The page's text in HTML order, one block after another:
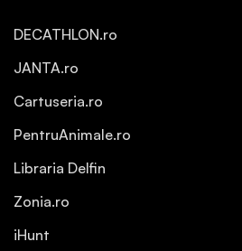
DECATHLON.ro
JANTA.ro
Cartuseria.ro
PentruAnimale.ro
Libraria Delfin
Zonia.ro
iHunt